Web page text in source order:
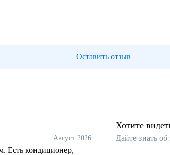
Оставить отзыв
Август 2026
Есть кондиционер,
Хотите
Дайте знать